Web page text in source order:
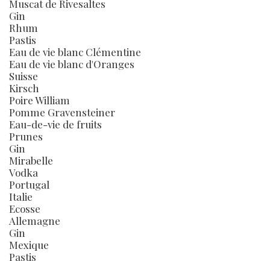
Muscat de Rivesaltes
Gin
Rhum
Pastis
Eau de vie blanc Clémentine
Eau de vie blanc d'Oranges
Suisse
Kirsch
Poire William
Pomme Gravensteiner
Eau-de-vie de fruits
Prunes
Gin
Mirabelle
Vodka
Portugal
Italie
Ecosse
Allemagne
Gin
Mexique
Pastis